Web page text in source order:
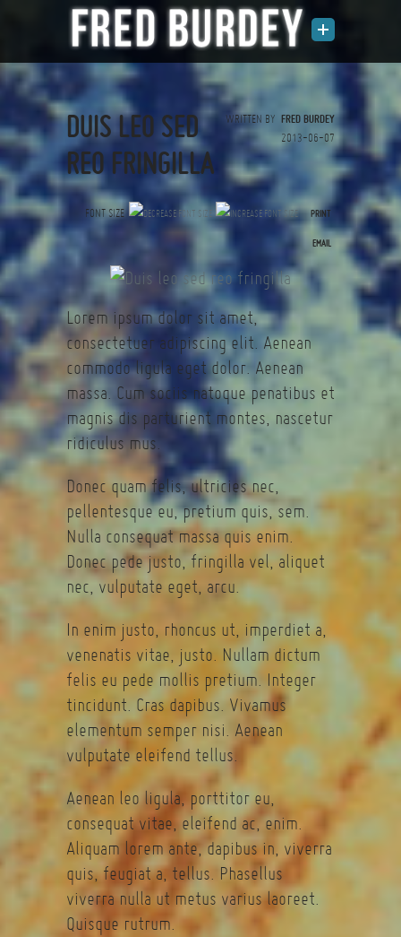
WRITTEN BY FRED BURDEY
2013-06-07
DUIS LEO SED
REO FRINGILLA
FONT SIZE PRINT
EMAIL
(0 votes)
Lorem ipsum dolor sit amet,
consectetuer adipiscing elit. Aenean
commodo ligula eget dolor. Aenean
massa. Cum sociis natoque penatibus et
magnis dis parturient montes, nascetur
ridiculus mus.
Donec quam felis, ultricies nec,
pellentesque eu, pretium quis, sem.
Nulla consequat massa quis enim.
Donec pede justo, fringilla vel, aliquet
nec, vulputate eget, arcu.
In enim justo, rhoncus ut, imperdiet a,
venenatis vitae, justo. Nullam dictum
felis eu pede mollis pretium. Integer
tincidunt. Cras dapibus. Vivamus
elementum semper nisi. Aenean
vulputate eleifend tellus.
Aenean leo ligula, porttitor eu,
consequat vitae, eleifend ac, enim.
Aliquam lorem ante, dapibus in, viverra
quis, feugiat a, tellus. Phasellus
viverra nulla ut metus varius laoreet.
Quisque rutrum.